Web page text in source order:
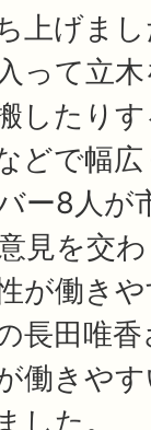
上げま
って立
したり
どで幅
ー8人が
見を交
が働き
長田唯
働きや
した。